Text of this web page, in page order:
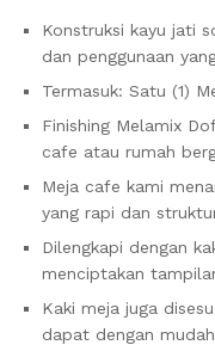
Konstruksi kayu jati
dan penggunaan
Termasuk: Satu (1)
Finishing Melamix
cafe atau rumah
Meja cafe kami
yang rapi dan
Dilengkapi dengan
menciptakan
Kaki meja juga
dapat dengan